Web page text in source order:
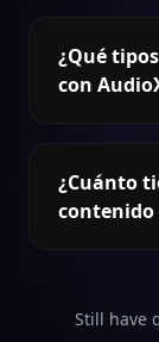
¿Qué
con
¿Cuánto
contenido
Still have